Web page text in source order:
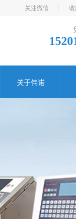
关注微信
关于伟诺